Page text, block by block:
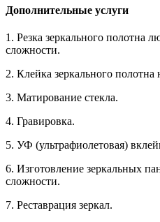
Дополнительные услуги
1. Резка зеркального полотна
сложности.
2. Клейка зеркального
3. Матирование стекла.
4. Гравировка.
5. УФ (ультрафиолетовая)
6. Изготовление зеркальных
сложности.
7. Реставрация зеркал.